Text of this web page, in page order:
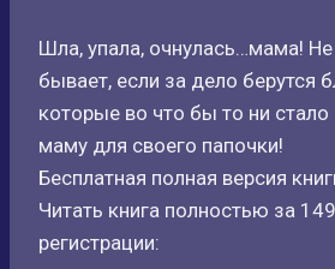
Шла, упала, очнулась…мама!
бывает, если за дело берутся
которые во что бы то ни стало
маму для своего папочки!
Бесплатная полная версия
Читать книга полностью за
регистрации: